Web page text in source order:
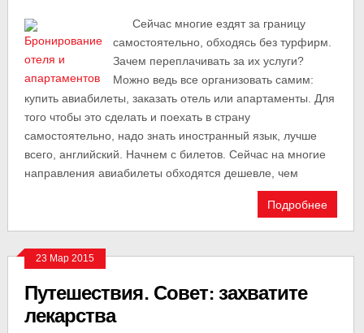
Сейчас многие ездят за границу
самостоятельно, обходясь без турфирм.
Зачем переплачивать за их услуги?
Можно ведь все организовать самим:
купить авиабилеты, заказать отель или апартаменты. Для
того чтобы это сделать и поехать в страну
самостоятельно, надо знать иностранный язык, лучше
всего, английский. Начнем с билетов. Сейчас на многие
направления авиабилеты обходятся дешевле, чем
Подробнее
23 Мар 2015
Путешествия. Совет: захватите
лекарства